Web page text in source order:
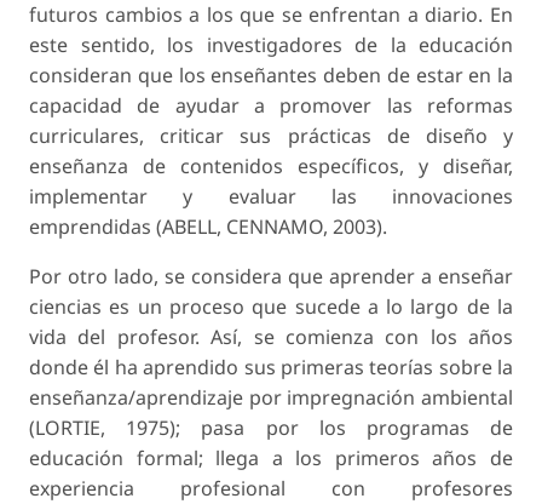
futuros cambios a los que se enfrentan a diario. En
este sentido, los investigadores de la educación
consideran que los enseñantes deben de estar en la
capacidad de ayudar a promover las reformas
curriculares, criticar sus prácticas de diseño y
enseñanza de contenidos específicos, y diseñar,
implementar y evaluar las innovaciones
emprendidas (ABELL, CENNAMO, 2003).
Por otro lado, se considera que aprender a enseñar
ciencias es un proceso que sucede a lo largo de la
vida del profesor. Así, se comienza con los años
donde él ha aprendido sus primeras teorías sobre la
enseñanza/aprendizaje por impregnación ambiental
(LORTIE, 1975); pasa por los programas de
educación formal; llega a los primeros años de
experiencia profesional con profesores